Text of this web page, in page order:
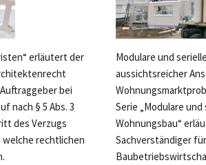
erläutert der
bei
nach § 5 Abs. 3
des Verzugs
welche rechtlichen
Modulare und
aussichtsreicher
Serie „Modulare
Wohnungsbau“
Sachverständiger